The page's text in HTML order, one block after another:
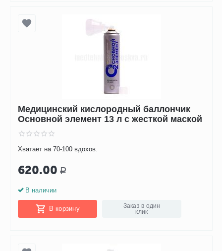
Медицинский кислородный баллончик
Основной элемент 13 л с жесткой маской
Хватает на 70-100 вдохов.
620.00 Р
В наличии
В корзину
Заказ в один
клик